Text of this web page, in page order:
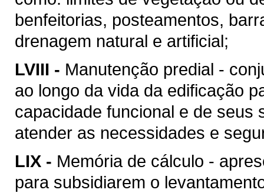
benfeitorias, posteamentos,
drenagem natural e artificial;
LVIII - Manutenção predial -
ao longo da vida da edificação
capacidade funcional e de seus
atender as necessidades e
LIX - Memória de cálculo -
para subsidiarem o